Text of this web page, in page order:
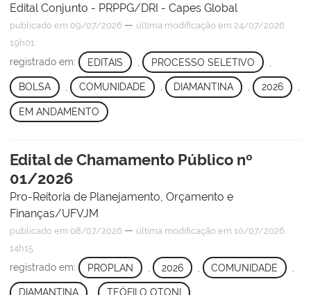
Edital Conjunto - PRPPG/DRI - Capes Global
publicado em 09/07/2026 — última modificação em 24/07/2026
19h01
registrado em: EDITAIS PROCESSO SELETIVO
BOLSA , COMUNIDADE , DIAMANTINA , 2026 ,
EM ANDAMENTO
Edital de Chamamento Público nº
01/2026
Pro-Reitoria de Planejamento, Orçamento e
Finanças/UFVJM
publicado em 08/07/2026 — última modificação em 10/07/2026
14h15
registrado em: PROPLAN 2026 COMUNIDADE
DIAMANTINA TEÓFILO OTONI